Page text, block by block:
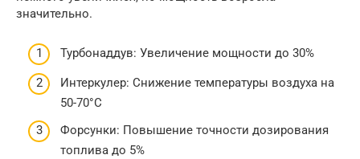
значительно.
Турбонаддув: Увеличение мощности до 30%
Интеркулер: Снижение температуры воздуха на
50-70°C
Форсунки: Повышение точности дозирования
топлива до 5%